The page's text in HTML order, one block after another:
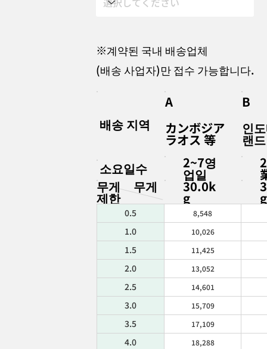
※계약된 국내 배송업체
(배송 사업자)만 접수 가능합니다.
배송 지역
A
カンボジア
ラオス 等
B
인
랜
소요일수
2~7영
업일
무게
제한
무게 30.0k
g g
0.5 8,548
1.0 10,026
1.5 11,425
2.0 13,052
2.5 14,601
3.0 15,709
3.5 17,109
4.0 18,288